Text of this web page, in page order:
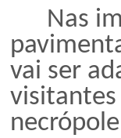
Nas
vai ser